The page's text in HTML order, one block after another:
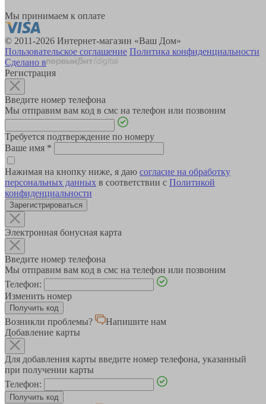
Мы принимаем к оплате
© 2011-2026 Интернет-магазин «Ваш Дом»
Пользовательское соглашение Политика конфиденциальности
Сделано в
Регистрация
Введите номер телефона
Мы отправим вам код в смс на телефон или позвоним
Требуется подтверждение по номеру
Ваше имя *
Нажимая на кнопку ниже, я даю согласие на обработку
персональных данных в соответствии с Политикой
конфиденциальности
Зарегистрироваться
Электронная бонусная карта
Введите номер телефона
Мы отправим вам код в смс на телефон или позвоним
Телефон:
Изменить номер
Возникли проблемы?
Напишите нам
Добавление карты
Для добавления карты введите номер телефона, указанный
при получении карты
Телефон: